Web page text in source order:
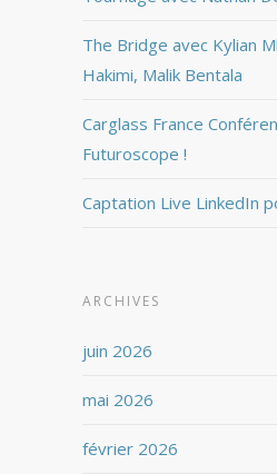
The Bridge avec Kylian
Hakimi, Malik Bentala
Carglass France
Futuroscope !
Captation Live LinkedIn
ARCHIVES
juin 2026
mai 2026
février 2026